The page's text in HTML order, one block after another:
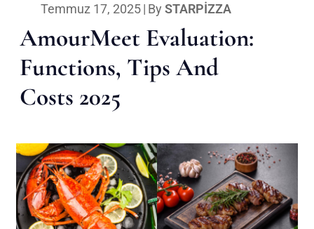
Temmuz 17, 2025| By STARPIZZA
AmourMeet Evaluation:
Functions, Tips And
Costs 2025